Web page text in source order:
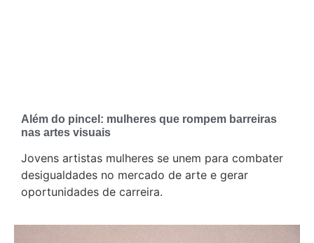
Além do pincel: mulheres que rompem barreiras
nas artes visuais
Jovens artistas mulheres se unem para combater
desigualdades no mercado de arte e gerar
oportunidades de carreira.